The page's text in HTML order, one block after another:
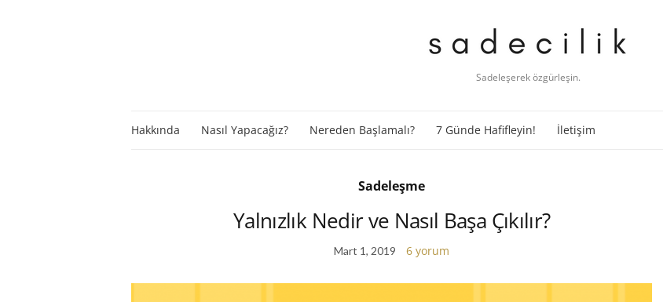
Sadeleşerek özgürleşin.
Hakkında Nasıl Yapacağız? Nereden Başlamalı? 7 Günde Hafifleyin! İletişim
Sadeleşme
Yalnızlık Nedir ve Nasıl Başa Çıkılır?
Mart 1, 2019 6 yorum